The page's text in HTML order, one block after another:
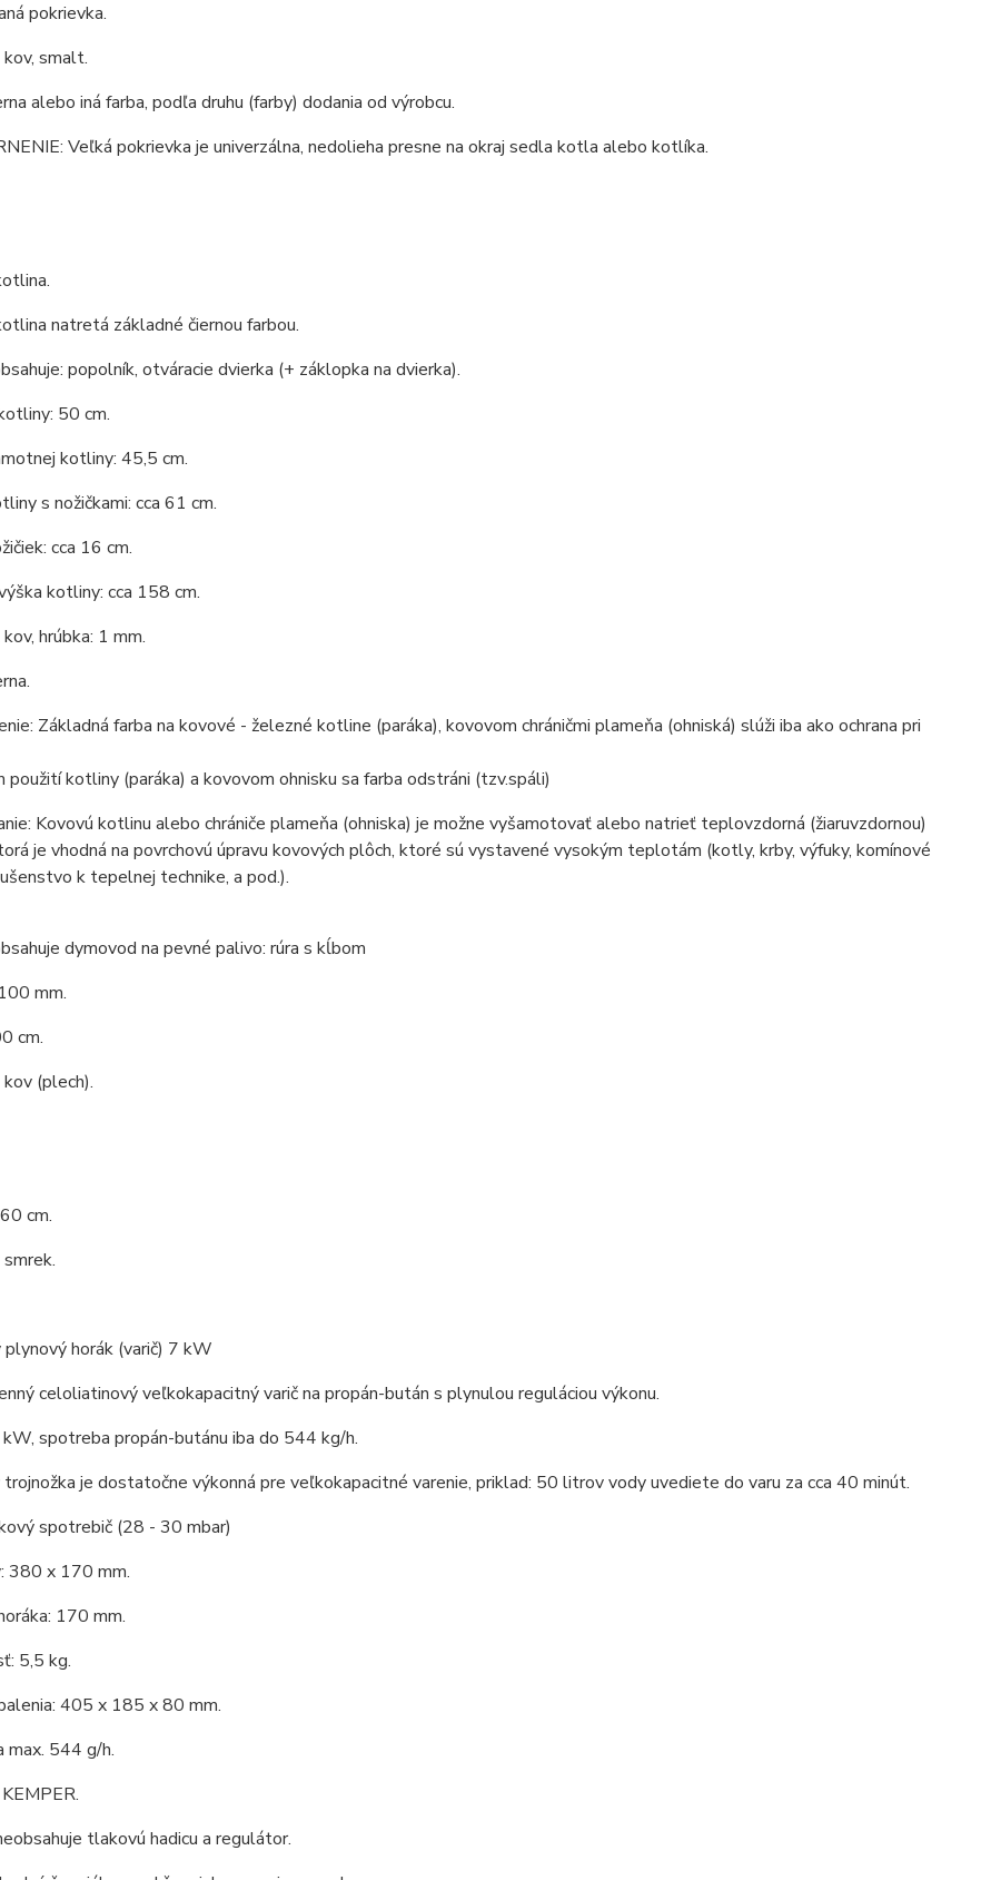
pokrievka.
smalt.
alebo iná farba, podľa druhu (farby) dodania od výrobcu.
Veľká pokrievka je univerzálna, nedolieha presne na okraj sedla kotla alebo kotlíka.
natretá základné čiernou farbou.
popolník, otváracie dvierka (+ záklopka na dvierka).
50 cm.
kotliny: 45,5 cm.
s nožičkami: cca 61 cm.
cca 16 cm.
kotliny: cca 158 cm.
hrúbka: 1 mm.
Základná farba na kovové - železné kotline (paráka), kovovom chráničmi plameňa (ohniská) slúži iba ako ochrana pri
použití kotliny (paráka) a kovovom ohnisku sa farba odstráni (tzv.spáli)
Kovovú kotlinu alebo chrániče plameňa (ohniska) je možne vyšamotovať alebo natrieť teplovzdorná (žiaruvzdornou)
je vhodná na povrchovú úpravu kovových plôch, ktoré sú vystavené vysokým teplotám (kotly, krby, výfuky, komínové
k tepelnej technike, a pod.).
dymovod na pevné palivo: rúra s kĺbom
mm.
cm.
(plech).
cm.
plynový horák (varič) 7 kW
celoliatinový veľkokapacitný varič na propán-bután s plynulou reguláciou výkonu.
spotreba propán-butánu iba do 544 kg/h.
je dostatočne výkonná pre veľkokapacitné varenie, priklad: 50 litrov vody uvediete do varu za cca 40 minút.
spotrebič (28 - 30 mbar)
380 x 170 mm.
170 mm.
5,5 kg.
405 x 185 x 80 mm.
max. 544 g/h.
tlakovú hadicu a regulátor.